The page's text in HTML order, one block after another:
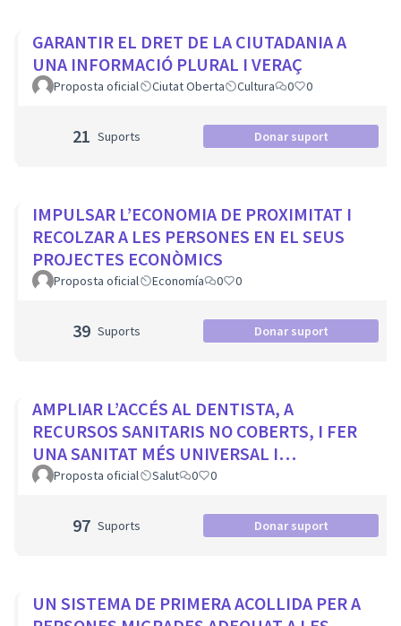
GARANTIR EL DRET DE LA CIUTADANIA A
UNA INFORMACIÓ PLURAL I VERAÇ
Proposta oficial Ciutat Oberta Cultura 0 0
21 Suports Donar suport
IMPULSAR L’ECONOMIA DE PROXIMITAT I
RECOLZAR A LES PERSONES EN EL SEUS
PROJECTES ECONÒMICS
Proposta oficial Economía 0 0
39 Suports Donar suport
AMPLIAR L’ACCÉS AL DENTISTA, A
RECURSOS SANITARIS NO COBERTS, I FER
UNA SANITAT MÉS UNIVERSAL I
EQUITATIVA
Proposta oficial Salut 0 0
97 Suports Donar suport
UN SISTEMA DE PRIMERA ACOLLIDA PER A